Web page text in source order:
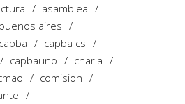
asamblea
buenos aires
capba
capba cs
capbauno
charla
comision